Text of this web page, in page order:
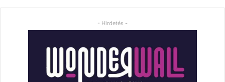
- Hirdetés -